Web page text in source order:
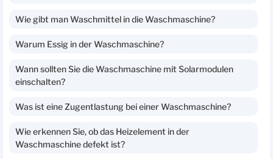
Wie gibt man Waschmittel in die Waschmaschine?
Warum Essig in der Waschmaschine?
Wann sollten Sie die Waschmaschine mit Solarmodulen
einschalten?
Was ist eine Zugentlastung bei einer Waschmaschine?
Wie erkennen Sie, ob das Heizelement in der
Waschmaschine defekt ist?